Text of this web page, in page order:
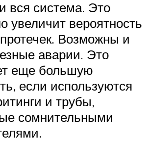
вся система. Это
увеличит вероятность
Возможны и
аварии. Это
еще большую
если используются
и трубы,
сомнительными